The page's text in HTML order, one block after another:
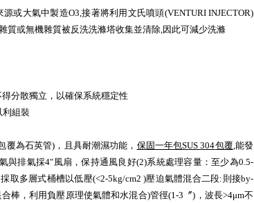
源或大氣中製造O3,接著將利用文氏噴頭(VENTURI INJECTOR)
質或無機雜質被反洗洗滌塔收集並清除,因此可減少洗滌
分散獨立，以確保系統穩定性
利組裝
覆為石英管) ，且具耐潮濕功能， 保固一年包SUS 304包覆,能發
與排氣採4"風扇，保持通風良好(2)系統處理容量：至少為0.5-
採取多層式桶槽以低壓(<2-5kg/cm2 )壓迫氣體混合二段: 則接by-
棒，利用負壓原理使氣體和水混合)管徑(1-3 〞) ，波長>4μm不